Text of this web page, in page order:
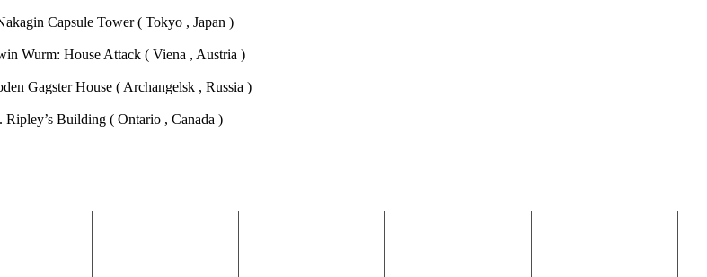
Capsule Tower ( Tokyo , Japan )
Wurm: House Attack ( Viena , Austria )
Gagster House ( Archangelsk , Russia )
Ripley’s Building ( Ontario , Canada )